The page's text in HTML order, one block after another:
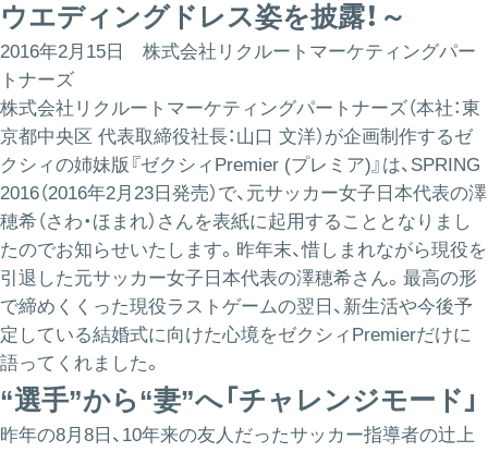
ウエディングドレス姿を披露！～
2016年2月15日 株式会社リクルートマーケティングパー
トナーズ
株式会社リクルートマーケティングパートナーズ（本社：東
京都中央区 代表取締役社長：山口 文洋）が企画制作するゼ
クシィの姉妹版『ゼクシィPremier (プレミア)』は、SPRING
2016（2016年2月23日発売）で、元サッカー女子日本代表の澤
穂希（さわ・ほまれ）さんを表紙に起用することとなりまし
たのでお知らせいたします。昨年末、惜しまれながら現役を
引退した元サッカー女子日本代表の澤穂希さん。最高の形
で締めくくった現役ラストゲームの翌日、新生活や今後予
定している結婚式に向けた心境をゼクシィPremierだけに
語ってくれました。
“選手”から“妻”へ「チャレンジモード」
昨年の8月8日、10年来の友人だったサッカー指導者の辻上